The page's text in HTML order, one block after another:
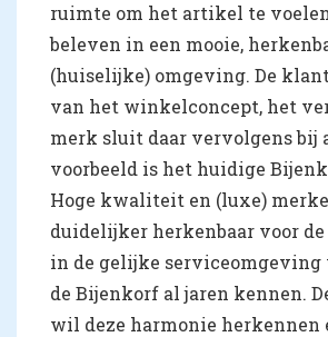
ruimte om het artikel te
beleven in een mooie,
(huiselijke) omgeving. De
van het winkelconcept, het
merk sluit daar vervolgens bij
voorbeeld is het huidige
Hoge kwaliteit en (luxe)
duidelijker herkenbaar voor
in de gelijke serviceomgeving
de Bijenkorf al jaren kennen.
wil deze harmonie herkennen